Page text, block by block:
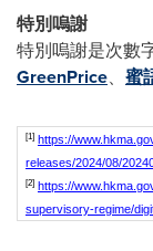
特別嗚謝
特別嗚謝是次數
GreenPrice、 蜜
[1] https://
releases/2024/08/
[2] https://
supervisory-regime/